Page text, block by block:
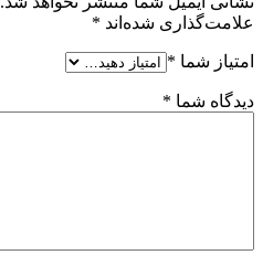
علامت‌گذاری شده‌اند *
امتیاز شما *
دیدگاه شما *